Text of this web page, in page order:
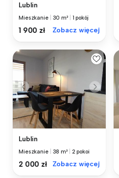
Lublin
Mieszkanie 30 m² 1 pokój
1 900 zł Zobacz więcej
Lublin
Mieszkanie 38 m² 2 pokoi
2 000 zł Zobacz więcej